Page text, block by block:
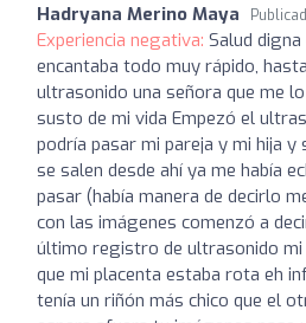
Hadryana Merino Maya
Experiencia negativa: Salud
encantaba todo muy rápido,
ultrasonido una señora que me
susto de mi vida Empezó el
podría pasar mi pareja y mi hija
se salen desde ahí ya me había
pasar (había manera de decirlo
con las imágenes comenzó a
último registro de ultrasonido mi
que mi placenta estaba rota eh
tenía un riñón más chico que el